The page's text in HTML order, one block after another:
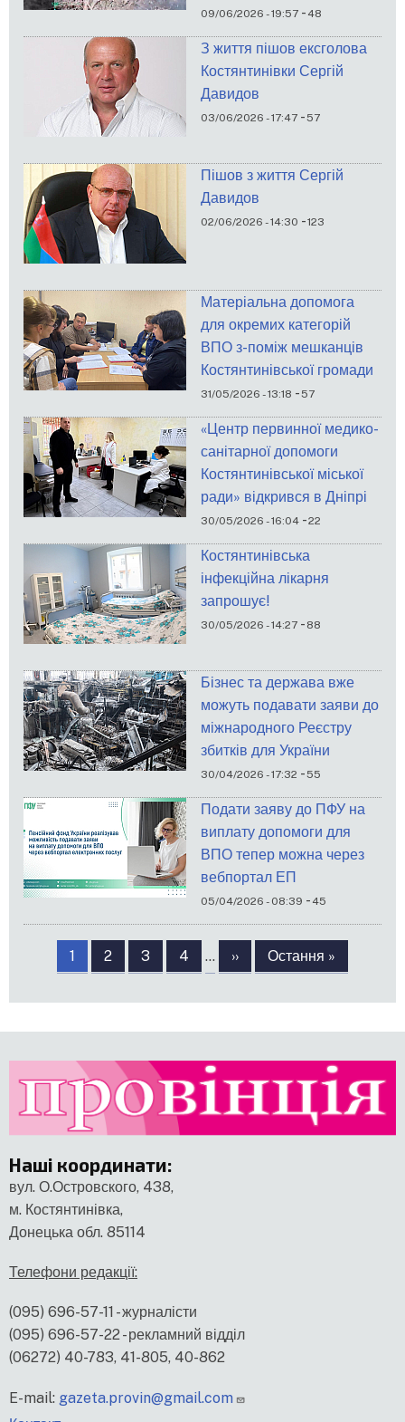
09/06/2026 - 19:57 - 48
З життя пішов ексголова
Костянтинівки Сергій
Давидов
03/06/2026 - 17:47 -57
Пішов з життя Сергій
Давидов
02/06/2026 - 14:30 -123
Матеріальна допомога
для окремих категорій
ВПО з-поміж мешканців
Костянтинівської громади
31/05/2026 - 13:18 -57
«Центр первинної медико-
санітарної допомоги
Костянтинівської міської
ради» відкрився в Дніпрі
30/05/2026 - 16:04 -22
Костянтинівська
інфекційна лікарня
запрошує!
30/05/2026 - 14:27 - 88
Бізнес та держава вже
можуть подавати заяви до
міжнародного Реєстру
збитків для України
30/04/2026 - 17:32 -55
Подати заяву до ПФУ на
виплату допомоги для
ВПО тепер можна через
вебпортал ЕП
05/04/2026 - 08:39 - 45
Розбивка
Сторінка
1 Сторінка
2 Сторінка
3 Сторінка
4 …
Наступна
сторінка
››
Остання
сторінка
Остання »
Наші координати:
вул. О.Островского, 438,
м. Костянтинівка,
Донецька обл. 85114
Телефони редакції:
(095) 696-57-11 - журналісти
(095) 696-57-22 - рекламний відділ
(06272) 40-783, 41-805, 40-862
E-mail: gazeta.provin@gmail.com